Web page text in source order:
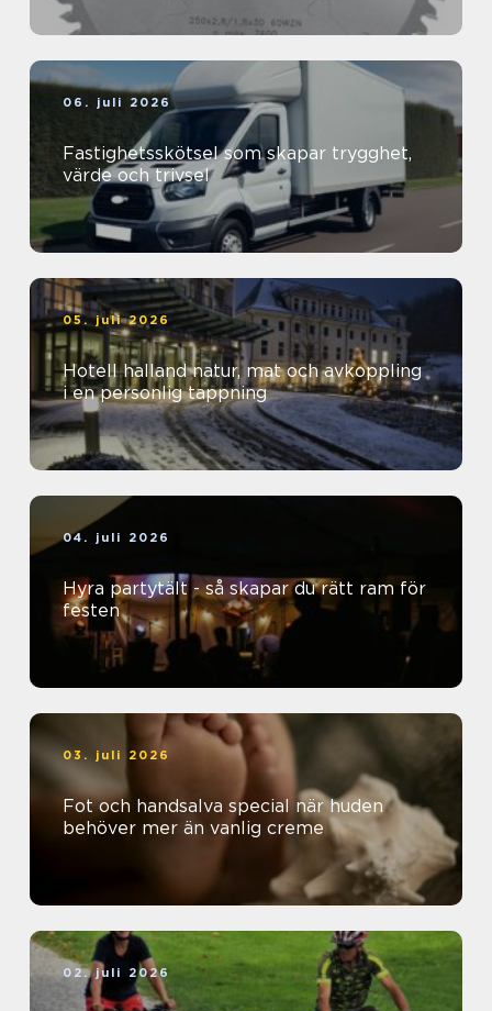
06. juli 2026
Fastighetsskötsel som skapar trygghet,
värde och trivsel
05. juli 2026
Hotell halland natur, mat och avkoppling
i en personlig tappning
04. juli 2026
Hyra partytält - så skapar du rätt ram för
festen
03. juli 2026
Fot och handsalva special när huden
behöver mer än vanlig creme
02. juli 2026